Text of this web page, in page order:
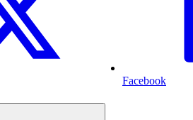
Facebook